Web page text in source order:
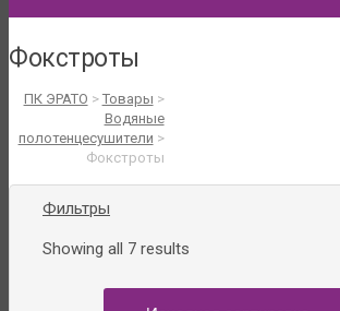
Фокстроты
ПК ЭРАТО > Товары >
Водяные
полотенцесушители >
Фокстроты
Фильтры
Showing all 7 results